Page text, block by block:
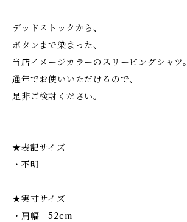
デッドストックから、
ボタンまで染まった、
当店イメージカラーのスリーピングシャツ。
通年でお使いいただけるので、
是非ご検討ください。
★表記サイズ
・不明
★実寸サイズ
・肩幅 52cm